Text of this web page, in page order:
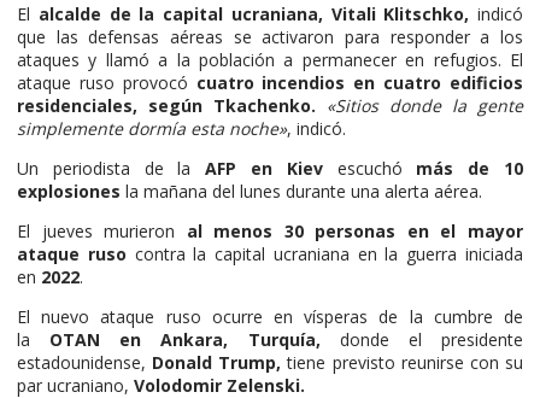
El alcalde de la capital ucraniana, Vitali Klitschko, indicó
que las defensas aéreas se activaron para responder a los
ataques y llamó a la población a permanecer en refugios. El
ataque ruso provocó cuatro incendios en cuatro edificios
residenciales, según Tkachenko. «Sitios donde la gente
simplemente dormía esta noche», indicó.
Un periodista de la
AFP en Kiev escuchó
más de 10
explosiones la mañana del lunes durante una alerta aérea.
El jueves murieron
al menos 30 personas en el mayor
ataque ruso contra la capital ucraniana en la guerra iniciada
en 2022.
El nuevo ataque ruso ocurre en vísperas de la cumbre de
la
OTAN en Ankara, Turquía,
donde el presidente
estadounidense, Donald Trump, tiene previsto reunirse con su
par ucraniano, Volodomir Zelenski.